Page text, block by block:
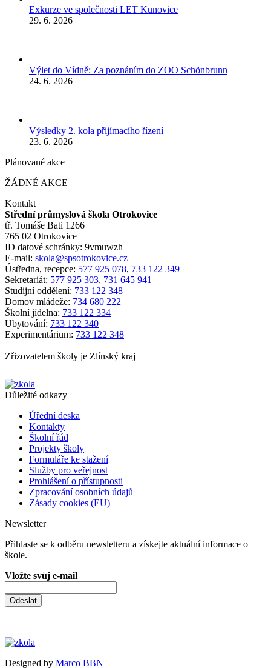
Exkurze ve společnosti LET Kunovice
29. 6. 2026
Výlet do Vídně: Za poznáním do ZOO Schönbrunn
24. 6. 2026
Výsledky 2. kola přijímacího řízení
23. 6. 2026
Plánované akce
ŽÁDNÉ AKCE
Kontakt
Střední průmyslová škola Otrokovice
tř. Tomáše Bati 1266
765 02 Otrokovice
ID datové schránky: 9vmuwzh
E-mail: skola@spsotrokovice.cz
Ústředna, recepce: 577 925 078, 733 122 349
Sekretariát: 577 925 303, 731 645 941
Studijní oddělení: 733 122 348
Domov mládeže: 734 680 222
Školní jídelna: 733 122 334
Ubytování: 733 122 340
Experimentárium: 733 122 348
Zřizovatelem školy je Zlínský kraj
Důležité odkazy
Úřední deska
Kontakty
Školní řád
Projekty školy
Formuláře ke stažení
Služby pro veřejnost
Prohlášení o přístupnosti
Zpracování osobních údajů
Zásady cookies (EU)
Newsletter
Přihlaste se k odběru newsletteru a získejte aktuální informace o
škole.
Vložte svůj e-mail
Odeslat
Designed by Marco BBN